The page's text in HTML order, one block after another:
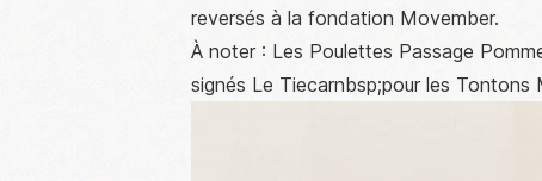
reversés à la fondation Movember.
À noter : Les Poulettes Passage
signés Le Tiecarnbsp;pour les Tontons